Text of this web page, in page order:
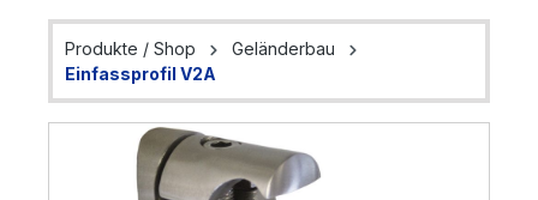
Produkte / Shop
Geländerbau
Einfassprofil V2A
Bildergalerie überspringen